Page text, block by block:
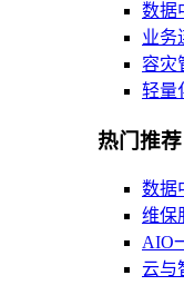
数据
业务
容灾
轻量
热门推荐
数据
维保
AIO
云与